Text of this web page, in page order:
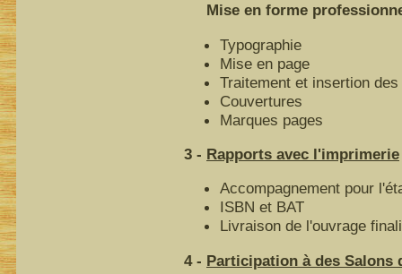
Mise en forme
Typographie
Mise en page
Traitement et insertion
Couvertures
Marques pages
3 - Rapports avec l'imprimerie
Accompagnement pour
ISBN et BAT
Livraison de l'ouvrage
4 - Participation à des Salons